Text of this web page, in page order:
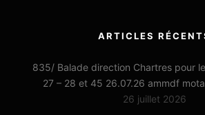
ARTICLES
835/ Balade direction Chartres pour
27 – 28 et 45 26.07.26 ammdf
26 juillet 2026